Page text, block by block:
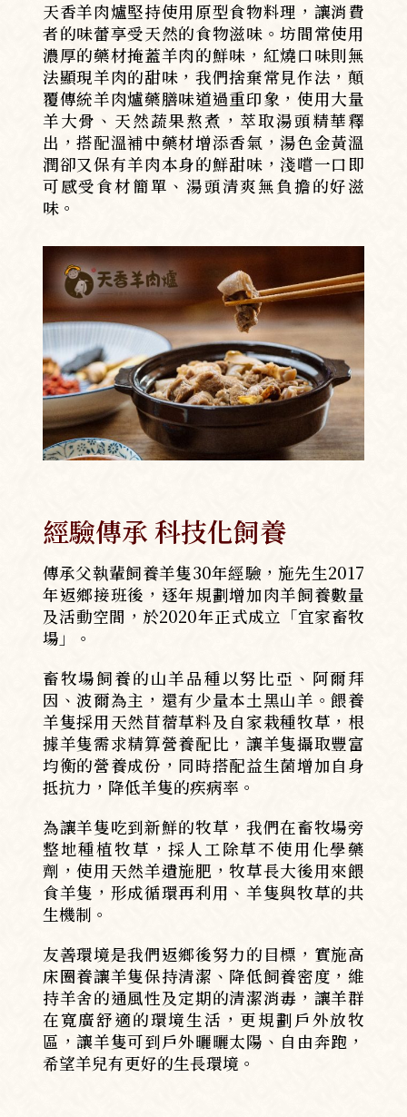
天香羊肉爐堅持使用原型食物料理，讓消費
者的味蕾享受天然的食物滋味。坊間常使用
濃厚的藥材掩蓋羊肉的鮮味，紅燒口味則無
法顯現羊肉的甜味，我們捨棄常見作法，顛
覆傳統羊肉爐藥膳味道過重印象，使用大量
羊大骨、天然蔬果熬煮，萃取湯頭精華釋
出，搭配溫補中藥材增添香氣，湯色金黃溫
潤卻又保有羊肉本身的鮮甜味，淺嚐一口即
可感受食材簡單、湯頭清爽無負擔的好滋
味。
經驗傳承 科技化飼養
傳承父執輩飼養羊隻30年經驗，施先生2017
年返鄉接班後，逐年規劃增加肉羊飼養數量
及活動空間，於2020年正式成立「宜家畜牧
場」。
畜牧場飼養的山羊品種以努比亞、阿爾拜
因、波爾為主，還有少量本土黑山羊。餵養
羊隻採用天然苜蓿草料及自家栽種牧草，根
據羊隻需求精算營養配比，讓羊隻攝取豐富
均衡的營養成份，同時搭配益生菌增加自身
抵抗力，降低羊隻的疾病率。
為讓羊隻吃到新鮮的牧草，我們在畜牧場旁
整地種植牧草，採人工除草不使用化學藥
劑，使用天然羊遺施肥，牧草長大後用來餵
食羊隻，形成循環再利用、羊隻與牧草的共
生機制。
友善環境是我們返鄉後努力的目標，實施高
床圈養讓羊隻保持清潔、降低飼養密度，維
持羊舍的通風性及定期的清潔消毒，讓羊群
在寬廣舒適的環境生活，更規劃戶外放牧
區，讓羊隻可到戶外曬曬太陽、自由奔跑，
希望羊兒有更好的生長環境。